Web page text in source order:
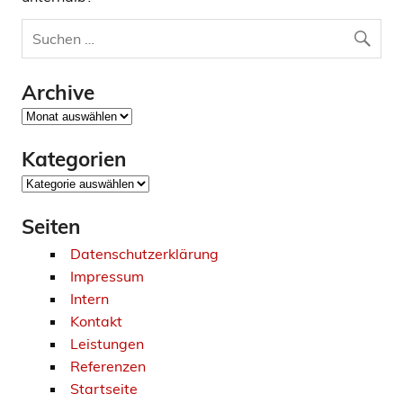
Archive
Archive
Kategorien
Kategorien
Seiten
Datenschutzerklärung
Impressum
Intern
Kontakt
Leistungen
Referenzen
Startseite